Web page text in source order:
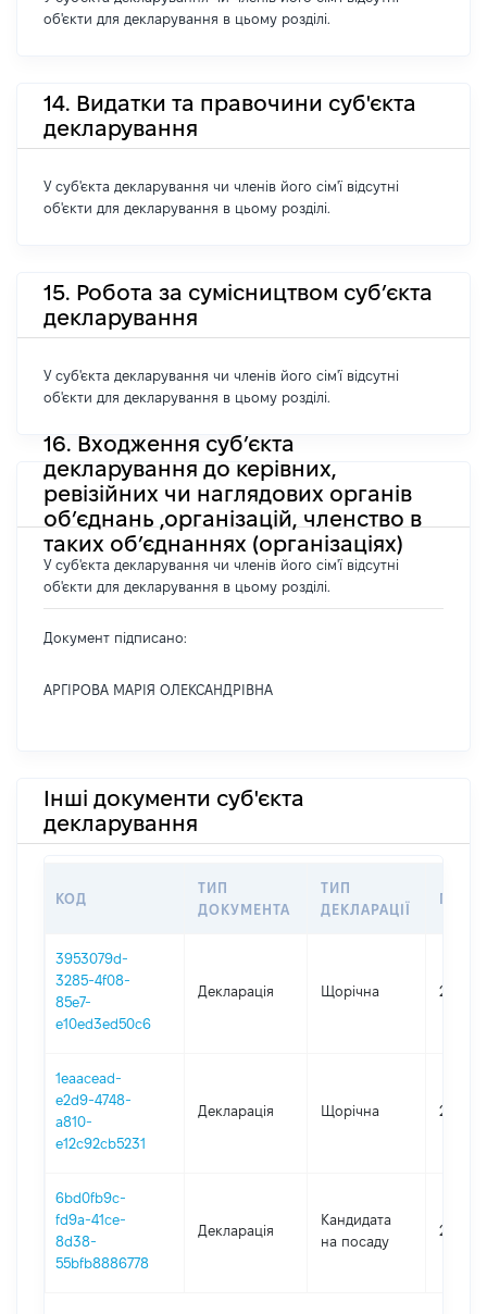
об'єкти для декларування в цьому розділі.
14. Видатки та правочини суб'єкта
декларування
У суб'єкта декларування чи членів його сім'ї відсутні
об'єкти для декларування в цьому розділі.
15. Робота за сумісництвом суб’єкта
декларування
У суб'єкта декларування чи членів його сім'ї відсутні
об'єкти для декларування в цьому розділі.
16. Входження суб’єкта
декларування до керівних,
ревізійних чи наглядових органів
об’єднань ,організацій, членство в
таких об’єднаннях (організаціях)
У суб'єкта декларування чи членів його сім'ї відсутні
об'єкти для декларування в цьому розділі.
Документ підписано:
АРГІРОВА МАРІЯ ОЛЕКСАНДРІВНА
Інші документи суб'єкта
декларування
КОД
ТИП
ДОКУМЕНТА
ТИП
ДЕКЛАРАЦІЇ
3953079d-
3285-4f08-
85e7-
e10ed3ed50c6
Декларація Щорічна 2025
1eaacead-
e2d9-4748-
a810-
e12c92cb5231
Декларація Щорічна 2024
6bd0fb9c-
fd9a-41ce-
8d38-
55bfb8886778
Декларація
Кандидата
на посаду
2022